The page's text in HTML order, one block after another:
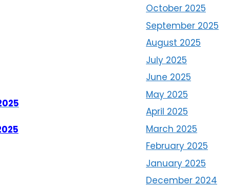
October 2025
September 2025
August 2025
July 2025
June 2025
May 2025
April 2025
March 2025
February 2025
January 2025
December 2024